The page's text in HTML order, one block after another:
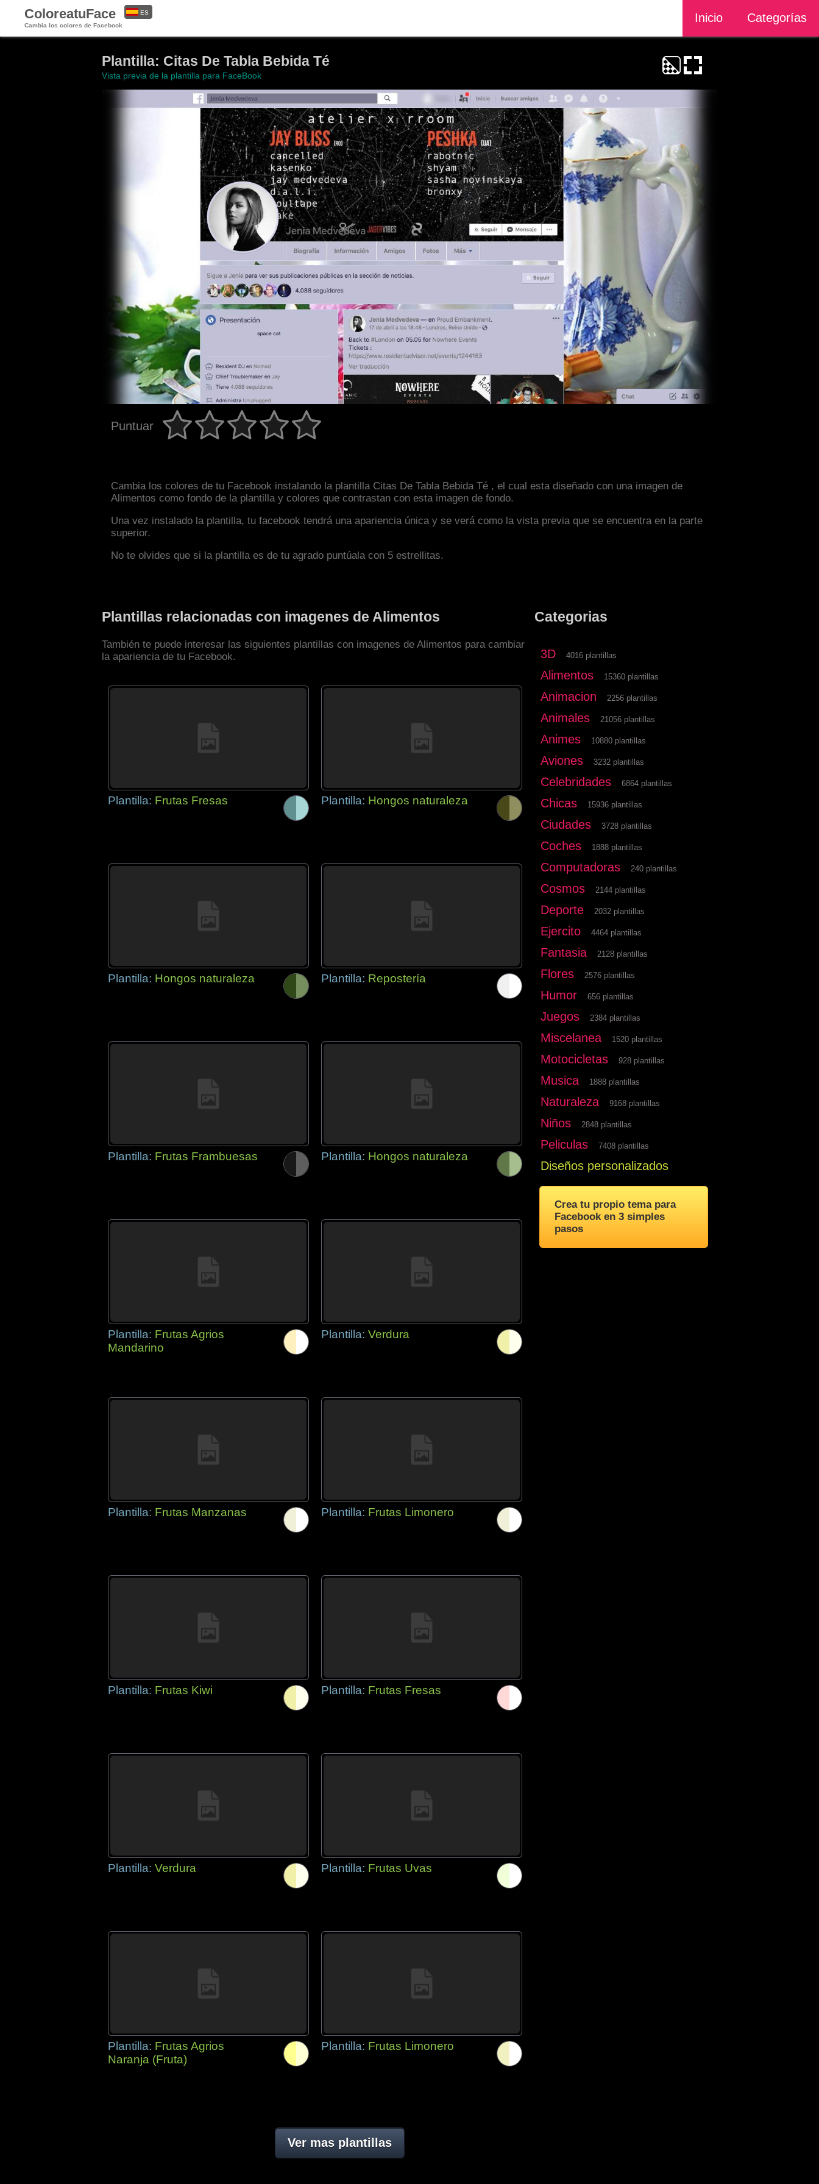
ColoreatuFace
Cambia los colores de Facebook
Inicio Categorías
ES
Plantilla: Citas De Tabla Bebida Té
Vista previa de la plantilla para FaceBook
Puntuar
Cambia los colores de tu Facebook instalando la plantilla Citas De Tabla Bebida Té , el cual esta diseñado con una imagen de
Alimentos como fondo de la plantilla y colores que contrastan con esta imagen de fondo.
Una vez instalado la plantilla, tu facebook tendrá una apariencia única y se verá como la vista previa que se encuentra en la parte
superior.
No te olvides que si la plantilla es de tu agrado puntúala con 5 estrellitas.
Plantillas relacionadas con imagenes de Alimentos
También te puede interesar las siguientes plantillas con imagenes de Alimentos para cambiar
la apariencia de tu Facebook.
Plantilla: Frutas Fresas Plantilla: Hongos naturaleza
Plantilla: Hongos naturaleza Plantilla: Repostería
Plantilla: Frutas Frambuesas Plantilla: Hongos naturaleza
Plantilla: Frutas Agrios
Mandarino
Plantilla: Verdura
Plantilla: Frutas Manzanas Plantilla: Frutas Limonero
Plantilla: Frutas Kiwi Plantilla: Frutas Fresas
Plantilla: Verdura Plantilla: Frutas Uvas
Plantilla: Frutas Agrios
Naranja (Fruta)
Plantilla: Frutas Limonero
Ver mas plantillas
Categorias
3D 4016 plantillas
Alimentos 15360 plantillas
Animacion 2256 plantillas
Animales 21056 plantillas
Animes 10880 plantillas
Aviones 3232 plantillas
Celebridades 6864 plantillas
Chicas 15936 plantillas
Ciudades 3728 plantillas
Coches 1888 plantillas
Computadoras 240 plantillas
Cosmos 2144 plantillas
Deporte 2032 plantillas
Ejercito 4464 plantillas
Fantasia 2128 plantillas
Flores 2576 plantillas
Humor 656 plantillas
Juegos 2384 plantillas
Miscelanea 1520 plantillas
Motocicletas 928 plantillas
Musica 1888 plantillas
Naturaleza 9168 plantillas
Niños 2848 plantillas
Peliculas 7408 plantillas
Diseños personalizados
Crea tu propio tema para
Facebook en 3 simples
pasos